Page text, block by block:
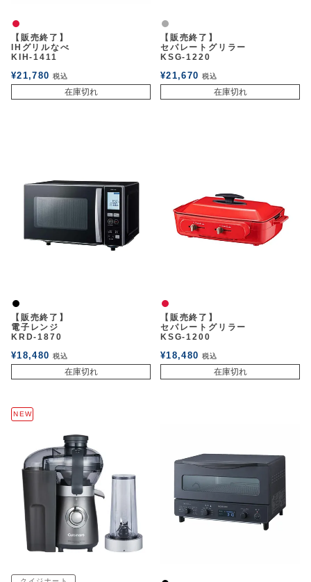
赤
【販売終了】
IHグリルなべ
KIH-1411
¥21,780 税込
在庫切れ
グレー
【販売終了】
セパレートグリラー
KSG-1220
¥21,670 税込
在庫切れ
黒
【販売終了】
電子レンジ
KRD-1870
¥18,480 税込
在庫切れ
赤
【販売終了】
セパレートグリラー
KSG-1200
¥18,480 税込
在庫切れ
NEW